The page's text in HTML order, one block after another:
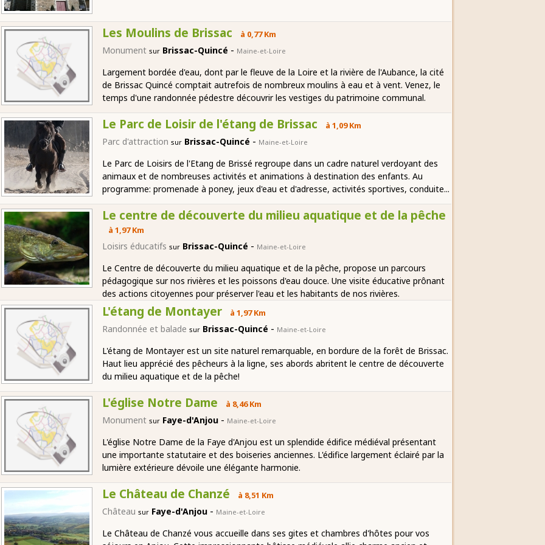
Les Moulins de Brissac à 0,77 Km
Monument sur Brissac-Quincé - Maine-et-Loire
Largement bordée d'eau, dont par le fleuve de la Loire et la rivière de l'Aubance, la cité
de Brissac Quincé comptait autrefois de nombreux moulins à eau et à vent. Venez, le
temps d'une randonnée pédestre découvrir les vestiges du patrimoine communal.
Le Parc de Loisir de l'étang de Brissac à 1,09 Km
Parc d'attraction sur Brissac-Quincé - Maine-et-Loire
Le Parc de Loisirs de l'Etang de Brissé regroupe dans un cadre naturel verdoyant des
animaux et de nombreuses activités et animations à destination des enfants. Au
programme: promenade à poney, jeux d'eau et d'adresse, activités sportives, conduite...
Le centre de découverte du milieu aquatique et de la pêche
à 1,97 Km
Loisirs éducatifs sur Brissac-Quincé - Maine-et-Loire
Le Centre de découverte du milieu aquatique et de la pêche, propose un parcours
pédagogique sur nos rivières et les poissons d'eau douce. Une visite éducative prônant
des actions citoyennes pour préserver l'eau et les habitants de nos rivières.
L'étang de Montayer à 1,97 Km
Randonnée et balade sur Brissac-Quincé - Maine-et-Loire
L'étang de Montayer est un site naturel remarquable, en bordure de la forêt de Brissac.
Haut lieu apprécié des pêcheurs à la ligne, ses abords abritent le centre de découverte
du milieu aquatique et de la pêche!
L'église Notre Dame à 8,46 Km
Monument sur Faye-d'Anjou - Maine-et-Loire
L'église Notre Dame de la Faye d'Anjou est un splendide édifice médiéval présentant
une importante statutaire et des boiseries anciennes. L'édifice largement éclairé par la
lumière extérieure dévoile une élégante harmonie.
Le Château de Chanzé à 8,51 Km
Château sur Faye-d'Anjou - Maine-et-Loire
Le Château de Chanzé vous accueille dans ses gites et chambres d'hôtes pour vos